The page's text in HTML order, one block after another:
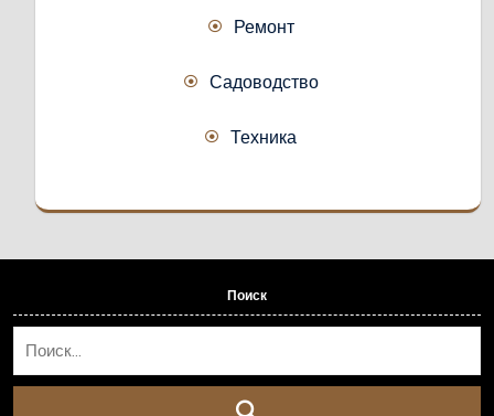
Ремонт
Садоводство
Техника
Поиск